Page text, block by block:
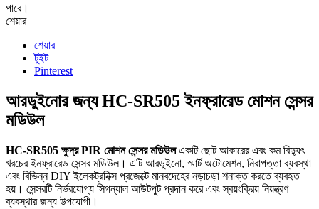
পারে।
শেয়ার
শেয়ার
টুইট
Pinterest
আরডুইনোর জন্য HC-SR505 ইনফ্রারেড মোশন সেন্সর
মডিউল
HC-SR505 ক্ষুদ্র PIR মোশন সেন্সর মডিউলএকটি ছোট আকারের এবং কম বিদ্যুৎ
খরচের ইনফ্রারেড সেন্সর মডিউল। এটি আরডুইনো, স্মার্ট অটোমেশন, নিরাপত্তা ব্যবস্থা
এবং বিভিন্ন DIY ইলেকট্রনিক্স প্রজেক্টে মানবদেহের নড়াচড়া শনাক্ত করতে ব্যবহৃত
হয়। সেন্সরটি নির্ভরযোগ্য সিগন্যাল আউটপুট প্রদান করে এবং স্বয়ংক্রিয় নিয়ন্ত্রণ
ব্যবস্থার জন্য উপযোগী।